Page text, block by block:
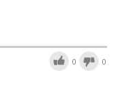
0 0